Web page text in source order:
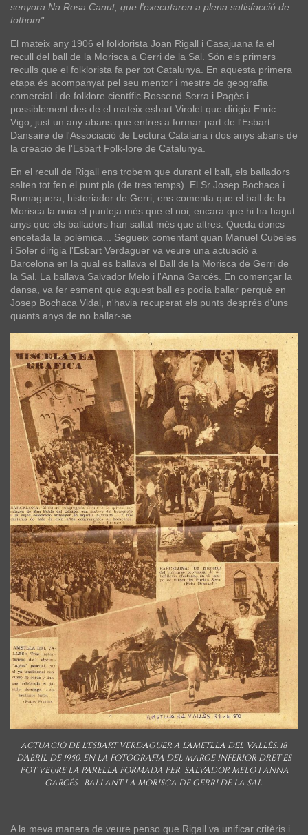
senyora Na Rosa Canut, que l'executaren a plena satisfacció de
tothom".
El mateix any 1906 el folklorista Joan Rigall i Casajuana fa el
recull del ball de la Morisca a Gerri de la Sal. Són els primers
reculls que el folklorista fa per tot Catalunya. En aquesta primera
etapa és acompanyat pel seu mentor i mestre de geografia
comercial i de folklore científic Rossend Serra i Pagès i
possiblement des de el mateix esbart Virolet que dirigia Enric
Vigo; just un any abans que entres a formar part de l'Esbart
Dansaire de l'Associació de Lectura Catalana i dos anys abans de
la creació de l'Esbart Folk-lore de Catalunya.
En el recull de Rigall ens trobem que durant el ball, els balladors
salten tot fen el punt pla (de tres temps). El Sr Josep Bochaca i
Romaguera, historiador de Gerri, ens comenta que el ball de la
Morisca la noia el punteja més que el noi, encara que hi ha hagut
anys que els balladors han saltat més que altres. Queda doncs
encetada la polèmica... Segueix comentant quan Manuel Cubeles
i Soler dirigia l'Esbart Verdaguer va veure una actuació a
Barcelona en la qual es ballava el Ball de la Morisca de Gerri de
la Sal. La ballava Salvador Melo i l'Anna Garcés. En començar la
dansa, va fer esment que aquest ball es podia ballar perquè en
Josep Bochaca Vidal, n'havia recuperat els punts després d'uns
quants anys de no ballar-se.
ACTUACIÓ DE L'ESBART VERDAGUER A L'AMETLLA DEL VALLÈS. 18
D'ABRIL DE 1950. EN LA FOTOGRAFIA DEL MARGE INFERIOR DRET ES
POT VEURE LA PARELLA FORMADA PER SALVADOR MELO I ANNA
GARCÉS BALLANT LA MORISCA DE GERRI DE LA SAL.
A la meva manera de veure penso que Rigall va unificar critèris i